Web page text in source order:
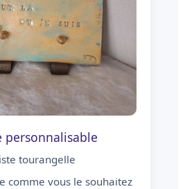
personnalisable
tourangelle
comme vous le souhaitez